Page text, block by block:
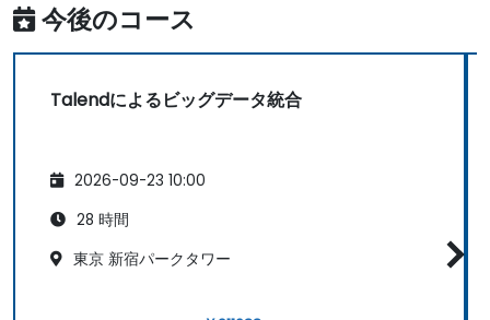
今後のコース
Talendによるビッグデータ統合
2026-09-23 10:00
28 時間
東京 新宿パークタワー